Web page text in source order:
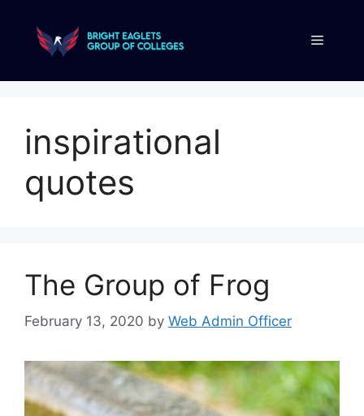
inspirational
quotes
The Group of Frog
February 13, 2020 by Web Admin Officer